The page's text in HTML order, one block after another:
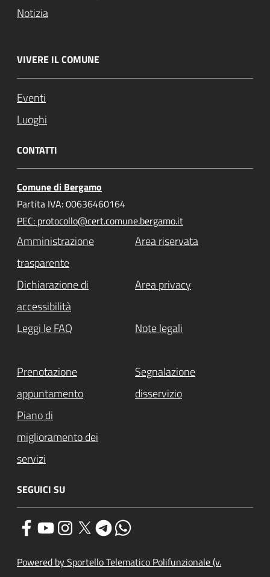
Notizia
VIVERE IL COMUNE
Eventi
Luoghi
CONTATTI
Comune di Bergamo
Partita IVA: 00636460164
PEC: protocollo@cert.comune.bergamo.it
Amministrazione
trasparente
Area riservata
Dichiarazione di
accessibilità
Area privacy
Leggi le FAQ Note legali
Prenotazione
appuntamento
Segnalazione
disservizio
Piano di
miglioramento dei
servizi
SEGUICI SU
Powered by Sportello Telematico Polifunzionale (v.